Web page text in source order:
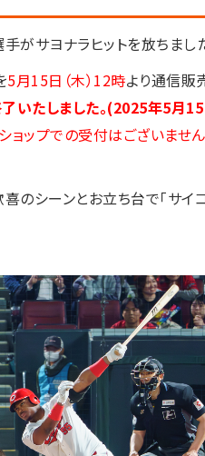
がサヨナラヒットを放ちまし
5月15日（木）12時より通信販
いたしました。(2025年5月
ップでの受付はございません
シーンとお立ち台で「サイ